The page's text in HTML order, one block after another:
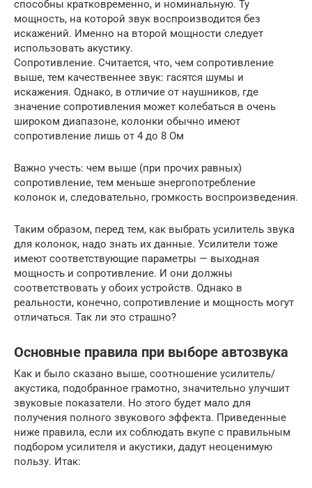
способны кратковременно, и номинальную. Ту
мощность, на которой звук воспроизводится без
искажений. Именно на второй мощности следует
использовать акустику.
Сопротивление. Считается, что, чем сопротивление
выше, тем качественнее звук: гасятся шумы и
искажения. Однако, в отличие от наушников, где
значение сопротивления может колебаться в очень
широком диапазоне, колонки обычно имеют
сопротивление лишь от 4 до 8 Ом
Важно учесть: чем выше (при прочих равных)
сопротивление, тем меньше энергопотребление
колонок и, следовательно, громкость воспроизведения.
Таким образом, перед тем, как выбрать усилитель звука
для колонок, надо знать их данные. Усилители тоже
имеют соответствующие параметры — выходная
мощность и сопротивление. И они должны
соответствовать у обоих устройств. Однако в
реальности, конечно, сопротивление и мощность могут
отличаться. Так ли это страшно?
Основные правила при выборе автозвука
Как и было сказано выше, соотношение усилитель/
акустика, подобранное грамотно, значительно улучшит
звуковые показатели. Но этого будет мало для
получения полного звукового эффекта. Приведенные
ниже правила, если их соблюдать вкупе с правильным
подбором усилителя и акустики, дадут неоценимую
пользу. Итак: